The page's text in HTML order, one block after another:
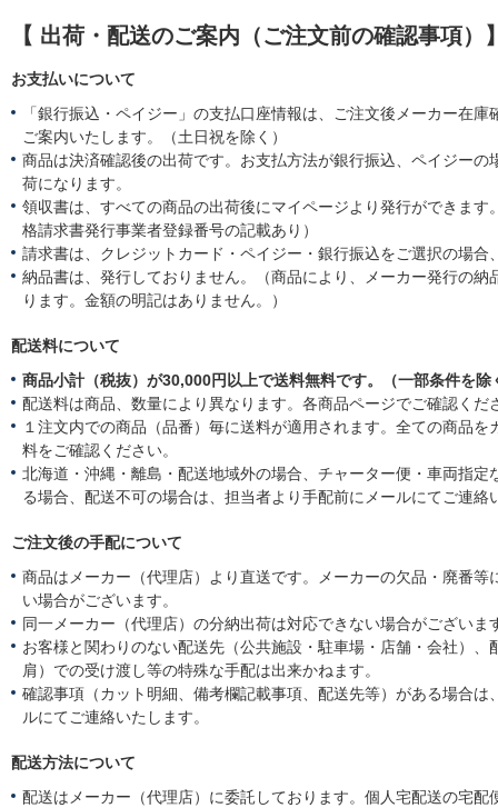
【 出荷・配送のご案内（ご注文前の確認事項）
お支払いについて
「銀行振込・ペイジー」の支払口座情報は、ご注文後メーカー在
ご案内いたします。（土日祝を除く）
商品は決済確認後の出荷です。お支払方法が銀行振込、ペイジーの
荷になります。
領収書は、すべての商品の出荷後にマイページより発行ができます
格請求書発行事業者登録番号の記載あり）
請求書は、クレジットカード・ペイジー・銀行振込をご選択の場合
納品書は、発行しておりません。（商品により、メーカー発行の納
ります。金額の明記はありません。）
配送料について
商品小計（税抜）が30,000円以上で送料無料です。（一部条件を除
配送料は商品、数量により異なります。各商品ページでご確認くだ
１注文内での商品（品番）毎に送料が適用されます。全ての商品を
料をご確認ください。
北海道・沖縄・離島・配送地域外の場合、チャーター便・車両指定
る場合、配送不可の場合は、担当者より手配前にメールにてご連絡
ご注文後の手配について
商品はメーカー（代理店）より直送です。メーカーの欠品・廃番等
い場合がございます。
同一メーカー（代理店）の分納出荷は対応できない場合がございま
お客様と関わりのない配送先（公共施設・駐車場・店舗・会社）、
肩）での受け渡し等の特殊な手配は出来かねます。
確認事項（カット明細、備考欄記載事項、配送先等）がある場合は
ルにてご連絡いたします。
配送方法について
配送はメーカー（代理店）に委託しております。個人宅配送の宅配